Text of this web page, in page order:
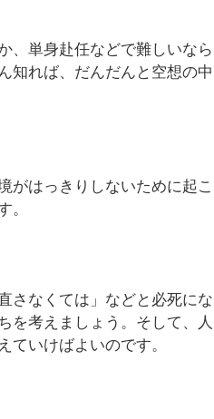
、単身赴任などで難しいなら
知れば、だんだんと空想の中
がはっきりしないために起こ
。
さなくては」などと必死にな
を考えましょう。そして、人
ていけばよいのです。